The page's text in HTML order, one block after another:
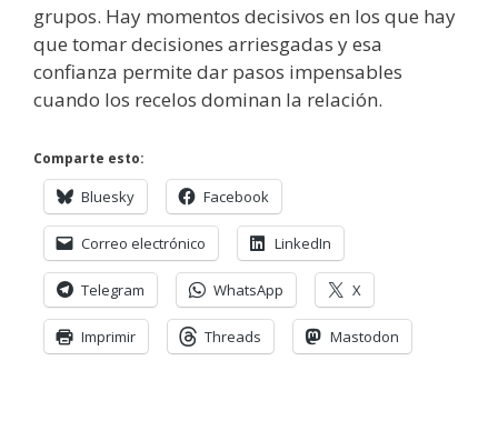
grupos. Hay momentos decisivos en los que hay
que tomar decisiones arriesgadas y esa
confianza permite dar pasos impensables
cuando los recelos dominan la relación.
Comparte esto:
Bluesky Facebook
Correo electrónico LinkedIn
Telegram WhatsApp X
Imprimir Threads Mastodon